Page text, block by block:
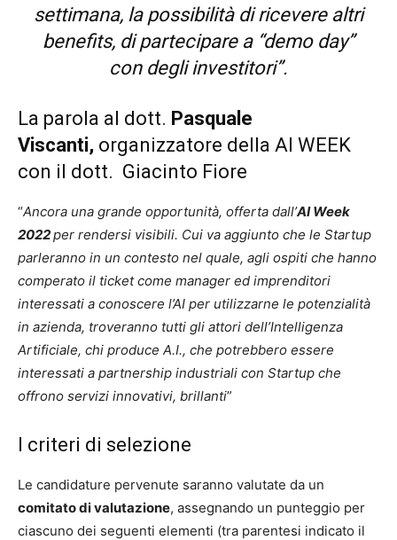
settimana, la possibilità di ricevere altri
benefits, di partecipare a “demo day”
con degli investitori”.
La parola al dott. Pasquale
Viscanti, organizzatore della AI WEEK
con il dott. Giacinto Fiore
“Ancora una grande opportunità, offerta dall’AI Week
2022per rendersi visibili. Cui va aggiunto che le Startup
parleranno in un contesto nel quale, agli ospiti che hanno
comperato il ticket come manager ed imprenditori
interessati a conoscere l’AI per utilizzarne le potenzialità
in azienda, troveranno tutti gli attori dell’Intelligenza
Artificiale, chi produce A.I., che potrebbero essere
interessati a partnership industriali con Startup che
offrono servizi innovativi, brillanti”
I criteri di selezione
Le candidature pervenute saranno valutate da un
comitato di valutazione, assegnando un punteggio per
ciascuno dei seguenti elementi (tra parentesi indicato il